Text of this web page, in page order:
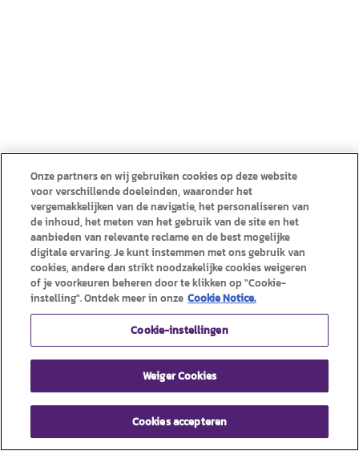
Onze partners en wij gebruiken cookies op deze website
voor verschillende doeleinden, waaronder het
vergemakkelijken van de navigatie, het personaliseren van
de inhoud, het meten van het gebruik van de site en het
aanbieden van relevante reclame en de best mogelijke
digitale ervaring. Je kunt instemmen met ons gebruik van
cookies, andere dan strikt noodzakelijke cookies weigeren
of je voorkeuren beheren door te klikken op "Cookie-
instelling". Ontdek meer in onze Cookie Notice.
Cookie-instellingen
Weiger Cookies
Cookies accepteren